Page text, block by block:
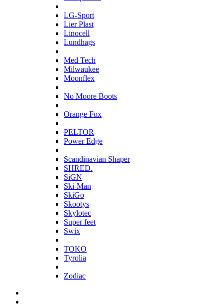
LG-Sport
Lier Plast
Linocell
Lundhags
Med Tech
Milwaukee
Moonflex
No Moore Boots
Orange Fox
PELTOR
Power Edge
Scandinavian Shaper
SHRED.
SiGN
Ski-Man
SkiGo
Skootys
Skylotec
Super feet
Swix
TOKO
Tyrolia
Zodiac